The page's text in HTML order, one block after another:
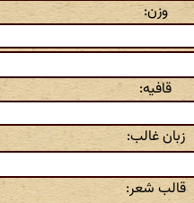
وزن:
قافیه:
زبان غالب:
قالب شعر: